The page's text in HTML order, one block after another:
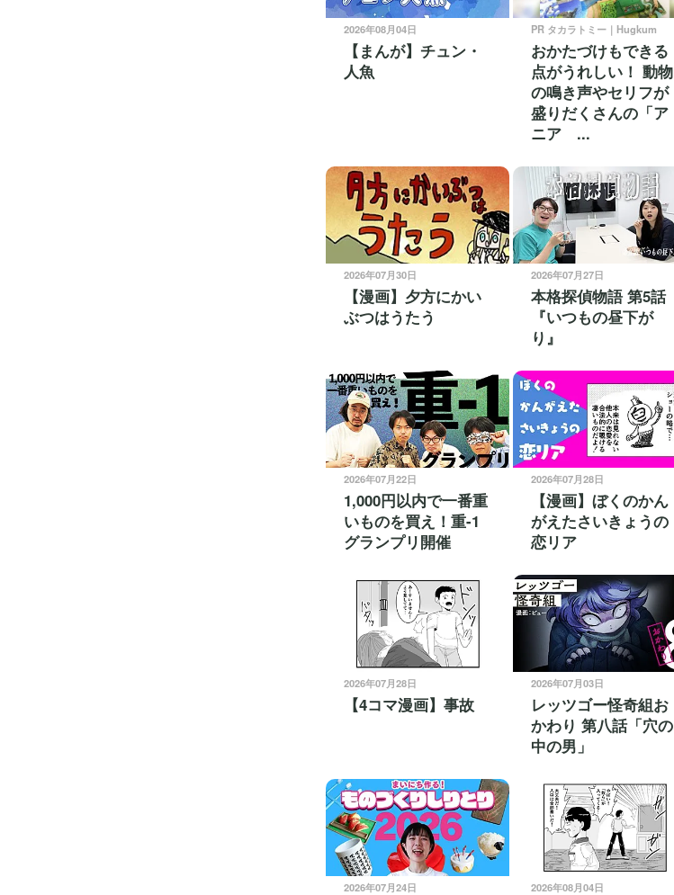
2026年08月04日
【まんが】チュン・
人魚
PR タカラトミー｜Hugkum
おかたづけもできる
点がうれしい！ 動物
の鳴き声やセリフが
盛りだくさんの「ア
ニア ...
2026年07月30日
【漫画】夕方にかい
ぶつはうたう
2026年07月27日
本格探偵物語 第5話
『いつもの昼下が
り』
2026年07月22日
1,000円以内で一番重
いものを買え！重-1
グランプリ開催
2026年07月28日
【漫画】ぼくのかん
がえたさいきょうの
恋リア
2026年07月28日
【4コマ漫画】事故
2026年07月03日
レッツゴー怪奇組お
かわり 第八話「穴の
中の男」
2026年07月24日 2026年08月04日